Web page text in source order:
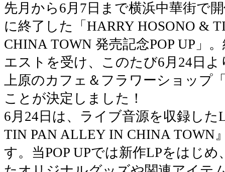
先月から6月7日まで横浜中華街で
に終了した「HARRY HOSONO &
CHINA TOWN 発売記念POP UP」
エストを受け、このたび6月24日
上原のカフェ＆フラワーショップ
ことが決定しました！
6月24日は、ライブ音源を収録した
TIN PAN ALLEY IN CHINA TOWN
す。当POP UPでは新作LPをはじ